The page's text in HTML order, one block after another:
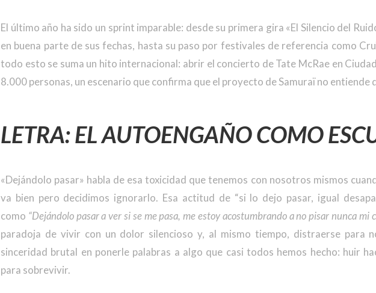
El último año ha sido un sprint imparable: desde su primera gira «El Silencio del
en buena parte de sus fechas, hasta su paso por festivales de referencia como
todo esto se suma un hito internacional: abrir el concierto de Tate McRae en
8.000 personas, un escenario que confirma que el proyecto de Samuraï no entiende
LETRA: EL AUTOENGAÑO COMO
«Dejándolo pasar» habla de esa toxicidad que tenemos con nosotros mismos
va bien pero decidimos ignorarlo. Esa actitud de “si lo dejo pasar, igual
como “Dejándolo pasar a ver si se me pasa, me estoy acostumbrando a no pisar nunca mi
paradoja de vivir con un dolor silencioso y, al mismo tiempo, distraerse para
sinceridad brutal en ponerle palabras a algo que casi todos hemos hecho: huir
para sobrevivir.